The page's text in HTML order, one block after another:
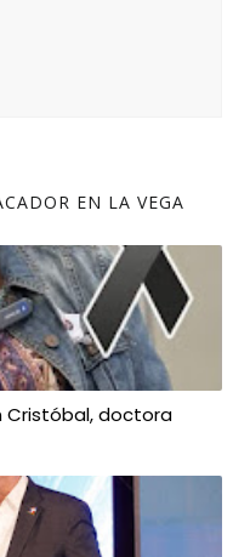
EN LA VEGA
Cristóbal, doctora